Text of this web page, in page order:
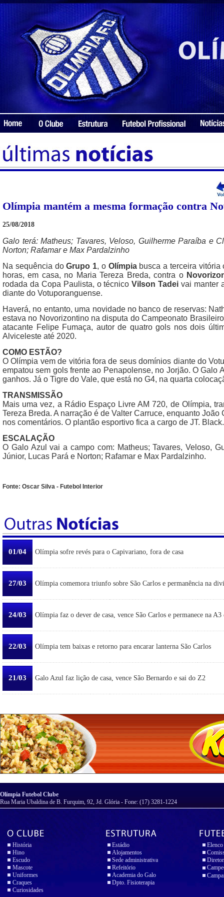
Olímpia mantém a mesma formação contra
25/08/2018
Galo terá: Matheus; Tavares, Veloso, Guilherme Paraíba e
Norton; Rafamar e Max Pardalzinho
Na sequência doGrupo 1, o Olímpia busca a terceira
horas, em casa, no Maria Tereza Breda, contra o
rodada da Copa Paulista, o técnicoVilson Tadei vai manter
diante do Votuporanguense.
Haverá, no entanto, uma novidade no banco de reservas:
estava no Novorizontino na disputa do Campeonato
atacante Felipe Fumaça, autor de quatro gols nos dois
Alviceleste até 2020.
COMO ESTÃO?
O Olímpia vem de vitória fora de seus domínios diante do
empatou sem gols frente ao Penapolense, no Jorjão. O Galo
ganhos. Já o Tigre do Vale, que está no G4, na quarta
TRANSMISSÃO
Mais uma vez, a Rádio Espaço Livre AM 720, de Olímpia,
Tereza Breda. A narração é de Valter Carruce, enquanto
nos comentários. O plantão esportivo fica a cargo de JT. Black.
ESCALAÇÃO
O Galo Azul vai a campo com: Matheus; Tavares, Veloso,
Júnior, Lucas Pará e Norton; Rafamar e Max Pardalzinho.
Fonte: Oscar Silva - Futebol Interior
01/04 Olímpia sofre revés para o Capivariano, fora de casa
27/03 Olímpia comemora triunfo sobre São Carlos e permanência na
24/03 Olímpia faz o dever de casa, vence São Carlos e permanece na A3
22/03 Olímpia tem baixas e retorno para encarar lanterna São Carlos
21/03 Galo Azul faz lição de casa, vence São Bernardo e sai do Z2
Olímpia Futebol Clube
Rua Maria Ubaldina de B. Furquim, 92, Jd. Glória - Fone: (17) 3281-1224
História
Hino
Escudo
Mascote
Uniformes
Craques
Curiosidades
Estádio
Alojamentos
Sede administrativa
Refeitório
Academia do Galo
Dpto. Fisioterapia
Elenco